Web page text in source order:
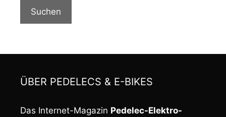
Suchen
ÜBER PEDELECS & E-BIKES
Das Internet-Magazin Pedelec-Elektro-